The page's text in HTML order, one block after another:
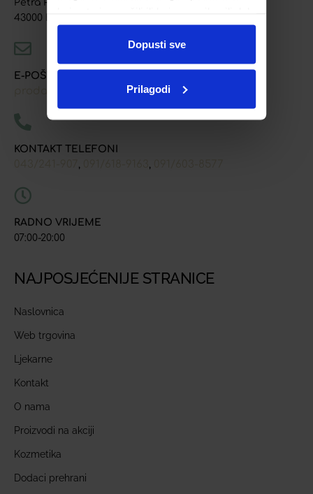
ste upotrebljavali njihove usluge.
Dopusti sve
Prilagodi
Petra Preradovića 4
43000 Bjelovar
E-POŠTA
prodaja@ljekarna-bjelovar.hr
KONTAKT TELEFONI
RADNO VRIJEME
07:00-20:00
NAJPOSJEĆENIJE STRANICE
Naslovnica
Web trgovina
Ljekarne
Kontakt
O nama
Proizvodi na akciji
Kozmetika
Dodaci prehrani